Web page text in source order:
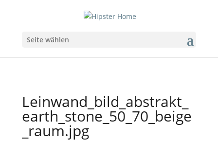
Seite wählen
Leinwand_bild_abstrakt_
earth_stone_50_70_beige
_raum.jpg